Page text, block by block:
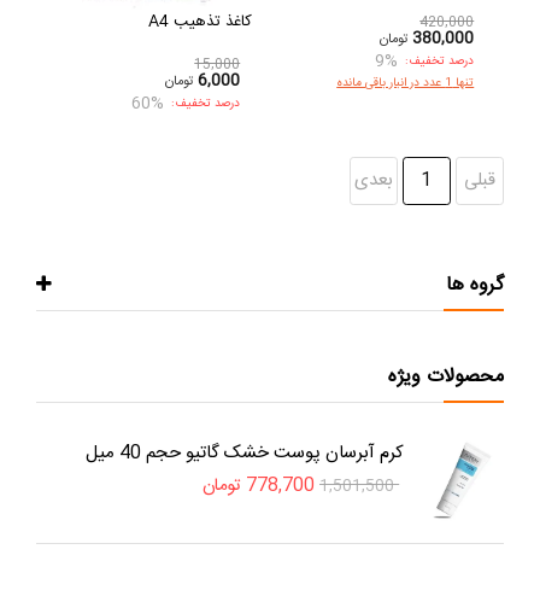
420,000
380,000 تومان
درصد تخفیف: 9%
تنها 1 عدد در انبار باقی مانده
کاغذ تذهیب A4
15,000
6,000 تومان
درصد تخفیف: 60%
قبلی 1 بعدی
گروه ها
محصولات ویژه
کرم آبرسان پوست خشک گاتیو حجم 40 میل
1,501,500
778,700 تومان